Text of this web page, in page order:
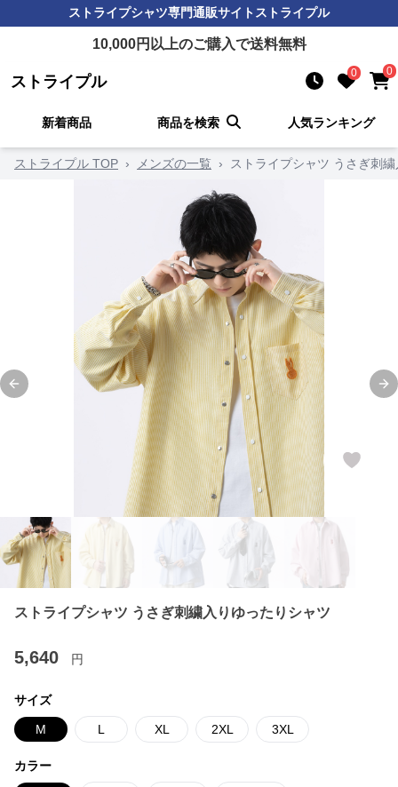
ストライプシャツ専門通販サイト ストライプル
10,000円以上のご購入で送料無料
ストライプル 0 0
新着商品 商品を検索 人気ランキング
ストライプル TOP › メンズの一覧 › ストライプシャツ うさぎ刺
Previous slide
ストライプシャツ うさぎ刺繍入りゆったりシャツ
5,640 円
サイズ
M L XL 2XL 3XL
カラー